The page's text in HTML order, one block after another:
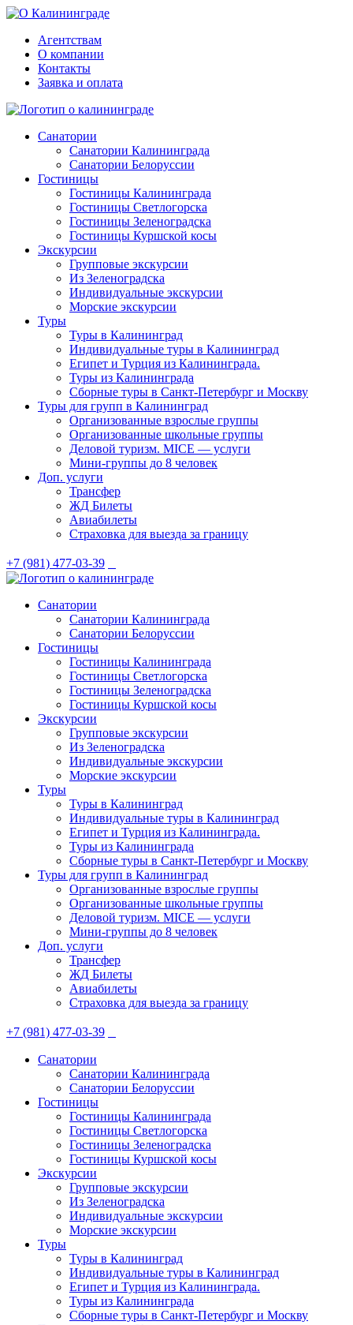
Агентствам
О компании
Контакты
Заявка и оплата
Санатории
Санатории Калининграда
Санатории Белоруссии
Гостиницы
Гостиницы Калининграда
Гостиницы Светлогорска
Гостиницы Зеленоградска
Гостиницы Куршской косы
Экскурсии
Групповые экскурсии
Из Зеленоградска
Индивидуальные экскурсии
Морские экскурсии
Туры
Туры в Калининград
Индивидуальные туры в Калининград
Египет и Турция из Калининграда.
Туры из Калининграда
Сборные туры в Санкт-Петербург и Москву
Туры для групп в Калининград
Организованные взрослые группы
Организованные школьные группы
Деловой туризм. MICE — услуги
Мини-группы до 8 человек
Доп. услуги
Трансфер
ЖД Билеты
Авиабилеты
Страховка для выезда за границу
+7 (981) 477-03-39
Санатории
Санатории Калининграда
Санатории Белоруссии
Гостиницы
Гостиницы Калининграда
Гостиницы Светлогорска
Гостиницы Зеленоградска
Гостиницы Куршской косы
Экскурсии
Групповые экскурсии
Из Зеленоградска
Индивидуальные экскурсии
Морские экскурсии
Туры
Туры в Калининград
Индивидуальные туры в Калининград
Египет и Турция из Калининграда.
Туры из Калининграда
Сборные туры в Санкт-Петербург и Москву
Туры для групп в Калининград
Организованные взрослые группы
Организованные школьные группы
Деловой туризм. MICE — услуги
Мини-группы до 8 человек
Доп. услуги
Трансфер
ЖД Билеты
Авиабилеты
Страховка для выезда за границу
+7 (981) 477-03-39
Санатории
Санатории Калининграда
Санатории Белоруссии
Гостиницы
Гостиницы Калининграда
Гостиницы Светлогорска
Гостиницы Зеленоградска
Гостиницы Куршской косы
Экскурсии
Групповые экскурсии
Из Зеленоградска
Индивидуальные экскурсии
Морские экскурсии
Туры
Туры в Калининград
Индивидуальные туры в Калининград
Египет и Турция из Калининграда.
Туры из Калининграда
Сборные туры в Санкт-Петербург и Москву